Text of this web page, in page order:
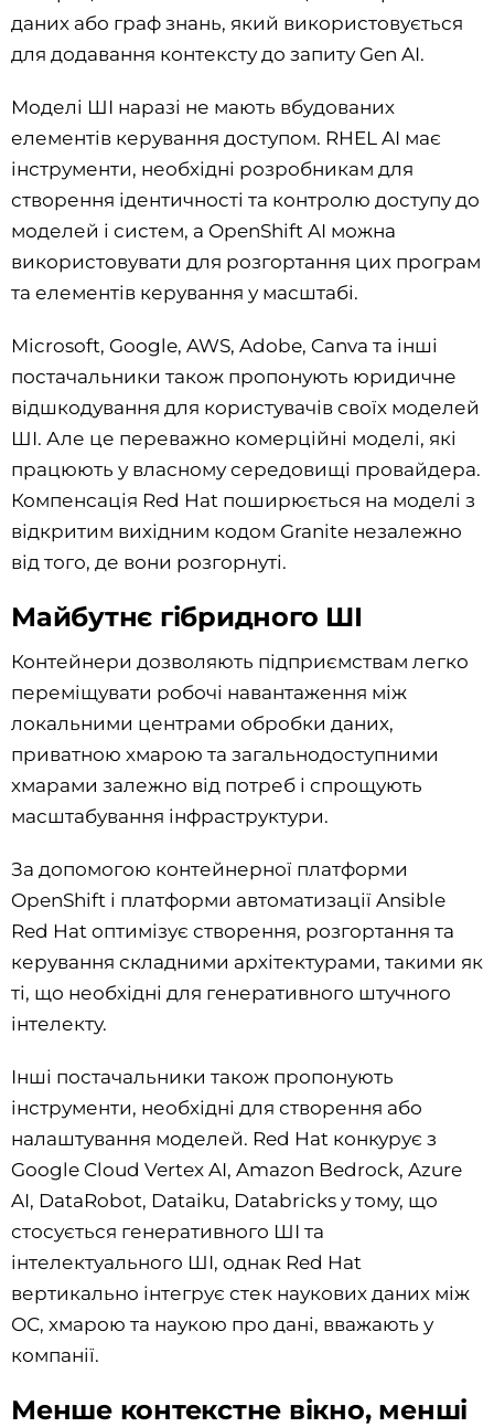
даних або граф знань, який використовується
для додавання контексту до запиту Gen AI.
Моделі ШІ наразі не мають вбудованих
елементів керування доступом. RHEL AI має
інструменти, необхідні розробникам для
створення ідентичності та контролю доступу до
моделей і систем, а OpenShift AI можна
використовувати для розгортання цих програм
та елементів керування у масштабі.
Microsoft, Google, AWS, Adobe, Canva та інші
постачальники також пропонують юридичне
відшкодування для користувачів своїх моделей
ШІ. Але це переважно комерційні моделі, які
працюють у власному середовищі провайдера.
Компенсація Red Hat поширюється на моделі з
відкритим вихідним кодом Granite незалежно
від того, де вони розгорнуті.
Майбутнє гібридного ШІ
Контейнери дозволяють підприємствам легко
переміщувати робочі навантаження між
локальними центрами обробки даних,
приватною хмарою та загальнодоступними
хмарами залежно від потреб і спрощують
масштабування інфраструктури.
За допомогою контейнерної платформи
OpenShift і платформи автоматизації Ansible
Red Hat оптимізує створення, розгортання та
керування складними архітектурами, такими як
ті, що необхідні для генеративного штучного
інтелекту.
Інші постачальники також пропонують
інструменти, необхідні для створення або
налаштування моделей. Red Hat конкурує з
Google Cloud Vertex AI, Amazon Bedrock, Azure
AI, DataRobot, Dataiku, Databricks у тому, що
стосується генеративного ШІ та
інтелектуального ШІ, однак Red Hat
вертикально інтегрує стек наукових даних між
ОС, хмарою та наукою про дані, вважають у
компанії.
Менше контекстне вікно, менші